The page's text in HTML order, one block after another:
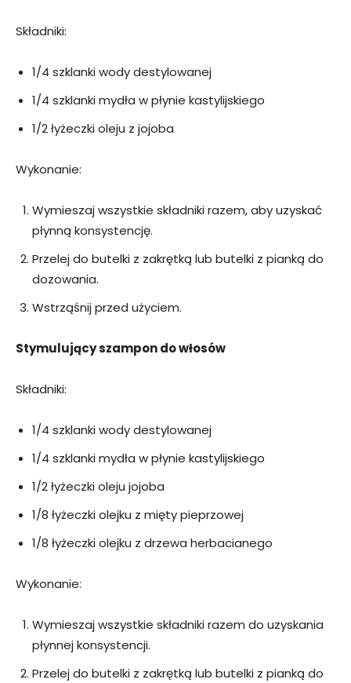
Składniki:
1/4 szklanki wody destylowanej
1/4 szklanki mydła w płynie kastylijskiego
1/2 łyżeczki oleju z jojoba
Wykonanie:
Wymieszaj wszystkie składniki razem, aby uzyskać
płynną konsystencję.
Przelej do butelki z zakrętką lub butelki z pianką do
dozowania.
Wstrząśnij przed użyciem.
Stymulujący szampon do włosów
Składniki:
1/4 szklanki wody destylowanej
1/4 szklanki mydła w płynie kastylijskiego
1/2 łyżeczki oleju jojoba
1/8 łyżeczki olejku z mięty pieprzowej
1/8 łyżeczki olejku z drzewa herbacianego
Wykonanie:
Wymieszaj wszystkie składniki razem do uzyskania
płynnej konsystencji.
Przelej do butelki z zakrętką lub butelki z pianką do